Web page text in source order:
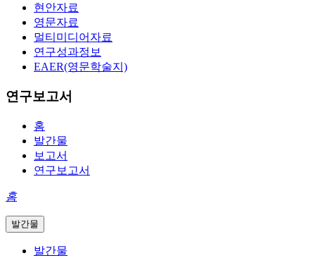
현안자료
영문자료
멀티미디어자료
연구성과정보
EAER(영문학술지)
연구보고서
홈
발간물
보고서
연구보고서
홈
발간물
발간물